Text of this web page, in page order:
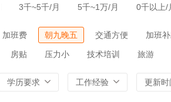
3千~5千/月 5千~1万/月 0千以上/
加班费 朝九晚五 交通方便 加班
房贴 压力小 技术培训 旅游
学历要求 工作经验 更新时